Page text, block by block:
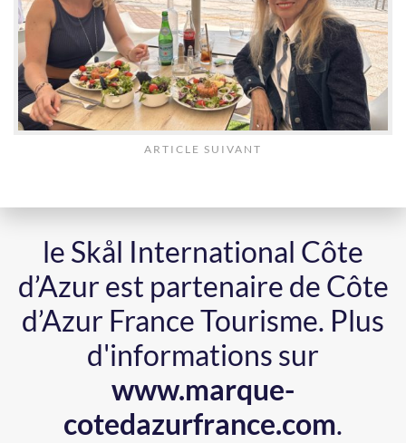
ARTICLE SUIVANT
le Skål International Côte
d’Azur est partenaire de Côte
d’Azur France Tourisme. Plus
d'informations sur
www.marque-
cotedazurfrance.com.